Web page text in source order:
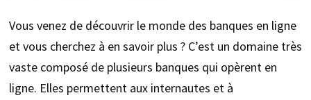
Vous venez de découvrir le monde des banques en ligne
et vous cherchez à en savoir plus ? C’est un domaine très
vaste composé de plusieurs banques qui opèrent en
ligne. Elles permettent aux internautes et à